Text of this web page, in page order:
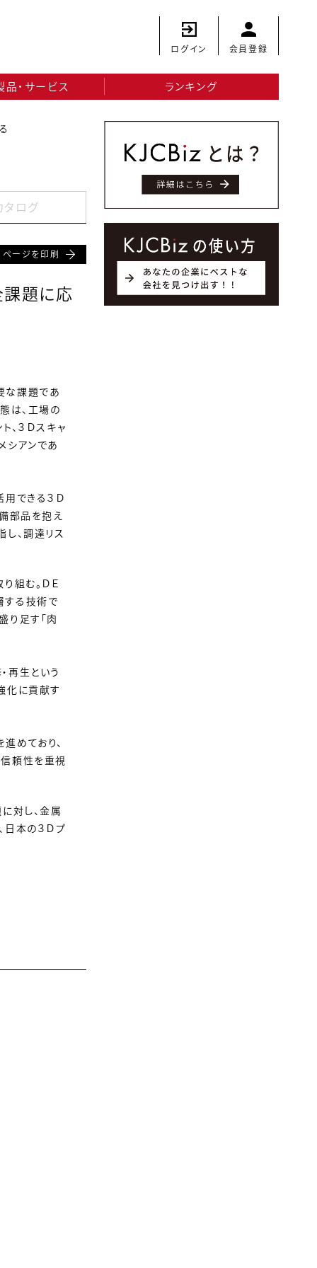
ログイン 会員登録
品・サービス ランキング
タログ
ページを印刷
題に応
な課題であ
は、工場の
、３Ｄスキャ
シアンであ
できる３Ｄ
部品を抱え
、調達リス
組む。ＤＥ
する技術で
り足す「肉
再生という
化に貢献す
めており、
頼性を重視
対し、金属
日本の３Ｄプ